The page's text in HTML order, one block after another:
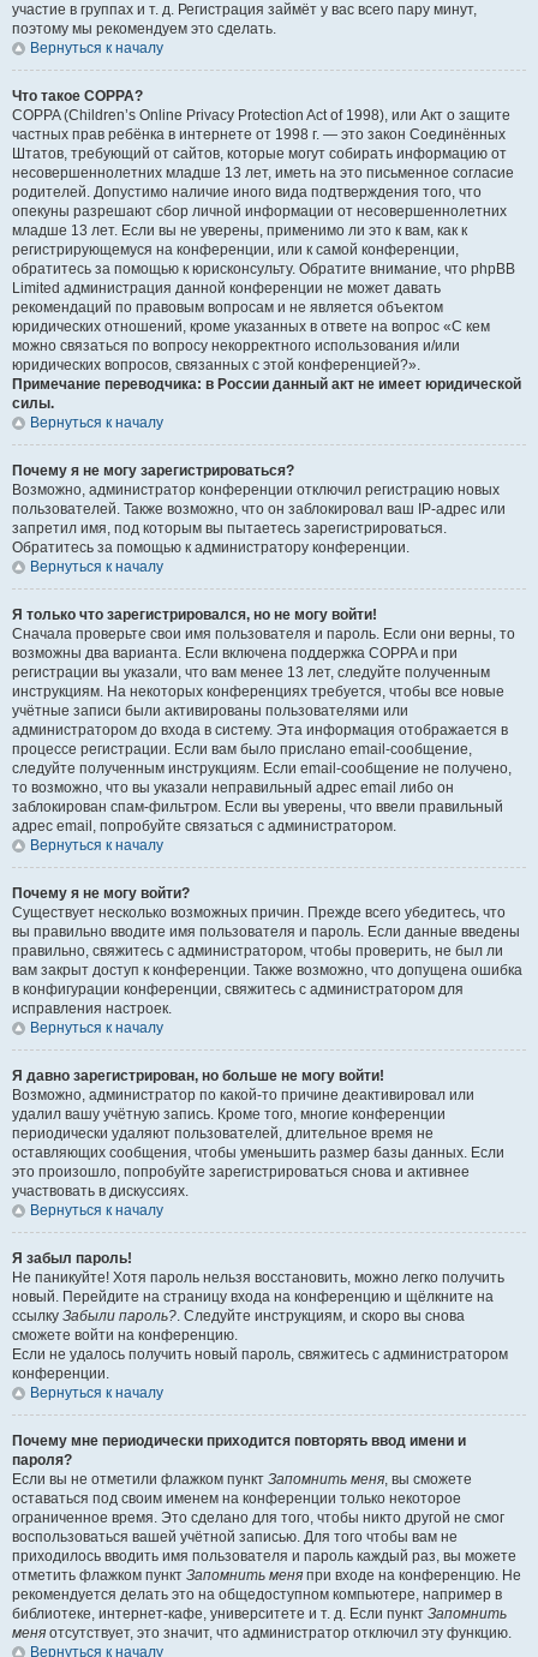
участие в группах и т. д. Регистрация займёт у вас всего пару минут,
поэтому мы рекомендуем это сделать.
Вернуться к началу
Что такое COPPA?
COPPA (Children’s Online Privacy Protection Act of 1998), или Акт о защите
частных прав ребёнка в интернете от 1998 г. — это закон Соединённых
Штатов, требующий от сайтов, которые могут собирать информацию от
несовершеннолетних младше 13 лет, иметь на это письменное согласие
родителей. Допустимо наличие иного вида подтверждения того, что
опекуны разрешают сбор личной информации от несовершеннолетних
младше 13 лет. Если вы не уверены, применимо ли это к вам, как к
регистрирующемуся на конференции, или к самой конференции,
обратитесь за помощью к юрисконсульту. Обратите внимание, что phpBB
Limited администрация данной конференции не может давать
рекомендаций по правовым вопросам и не является объектом
юридических отношений, кроме указанных в ответе на вопрос «С кем
можно связаться по вопросу некорректного использования и/или
юридических вопросов, связанных с этой конференцией?».
Примечание переводчика: в России данный акт не имеет юридической
силы.
Вернуться к началу
Почему я не могу зарегистрироваться?
Возможно, администратор конференции отключил регистрацию новых
пользователей. Также возможно, что он заблокировал ваш IP-адрес или
запретил имя, под которым вы пытаетесь зарегистрироваться.
Обратитесь за помощью к администратору конференции.
Вернуться к началу
Я только что зарегистрировался, но не могу войти!
Сначала проверьте свои имя пользователя и пароль. Если они верны, то
возможны два варианта. Если включена поддержка COPPA и при
регистрации вы указали, что вам менее 13 лет, следуйте полученным
инструкциям. На некоторых конференциях требуется, чтобы все новые
учётные записи были активированы пользователями или
администратором до входа в систему. Эта информация отображается в
процессе регистрации. Если вам было прислано email-сообщение,
следуйте полученным инструкциям. Если email-сообщение не получено,
то возможно, что вы указали неправильный адрес email либо он
заблокирован спам-фильтром. Если вы уверены, что ввели правильный
адрес email, попробуйте связаться с администратором.
Вернуться к началу
Почему я не могу войти?
Существует несколько возможных причин. Прежде всего убедитесь, что
вы правильно вводите имя пользователя и пароль. Если данные введены
правильно, свяжитесь с администратором, чтобы проверить, не был ли
вам закрыт доступ к конференции. Также возможно, что допущена ошибка
в конфигурации конференции, свяжитесь с администратором для
исправления настроек.
Вернуться к началу
Я давно зарегистрирован, но больше не могу войти!
Возможно, администратор по какой-то причине деактивировал или
удалил вашу учётную запись. Кроме того, многие конференции
периодически удаляют пользователей, длительное время не
оставляющих сообщения, чтобы уменьшить размер базы данных. Если
это произошло, попробуйте зарегистрироваться снова и активнее
участвовать в дискуссиях.
Вернуться к началу
Я забыл пароль!
Не паникуйте! Хотя пароль нельзя восстановить, можно легко получить
новый. Перейдите на страницу входа на конференцию и щёлкните на
ссылку Забыли пароль?. Следуйте инструкциям, и скоро вы снова
сможете войти на конференцию.
Если не удалось получить новый пароль, свяжитесь с администратором
конференции.
Вернуться к началу
Почему мне периодически приходится повторять ввод имени и
пароля?
Если вы не отметили флажком пункт Запомнить меня, вы сможете
оставаться под своим именем на конференции только некоторое
ограниченное время. Это сделано для того, чтобы никто другой не смог
воспользоваться вашей учётной записью. Для того чтобы вам не
приходилось вводить имя пользователя и пароль каждый раз, вы можете
отметить флажком пункт Запомнить меня при входе на конференцию. Не
рекомендуется делать это на общедоступном компьютере, например в
библиотеке, интернет-кафе, университете и т. д. Если пункт Запомнить
меня отсутствует, это значит, что администратор отключил эту функцию.
Вернуться к началу